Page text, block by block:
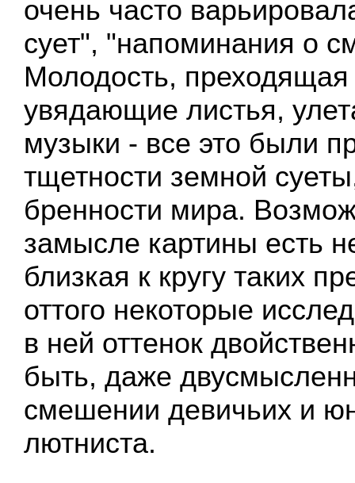
очень часто
сует", "напоминания о
Молодость, преходящая
увядающие листья,
музыки - все это были
тщетности земной
бренности мира.
замысле картины есть
близкая к кругу таких
оттого некоторые
в ней оттенок
быть, даже
смешении девичьих и
лютниста.